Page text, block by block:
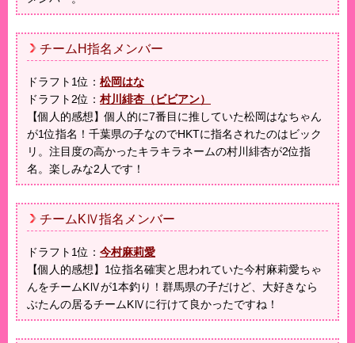
チームH指名メンバー
ドラフト1位： 松岡はな
ドラフト2位： 村川緋杏（ビビアン）
【個人的感想】個人的に7番目に推していた松岡はなちゃん
が1位指名！千葉県の子なのでHKTに指名されたのはビック
リ。注目度の高かったキラキラネームの村川緋杏が2位指
名。楽しみな2人です！
チームKⅣ指名メンバー
ドラフト1位： 今村麻莉愛
【個人的感想】1位指名確実と思われていた今村麻莉愛ちゃ
んをチームKⅣが1本釣り！群馬県の子だけど、大好きなら
ぶたんの居るチームKⅣに行けて良かったですね！